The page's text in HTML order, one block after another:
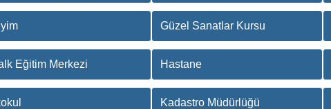
Güzel Sanatlar Kursu
Eğitim Merkezi Hastane
Kadastro Müdürlüğü